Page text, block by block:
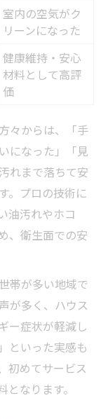
信頼性
景
クリーニン
第一歩
グの活用術
の時間
担を軽減
ス比較
心感
族の健康
秘訣
た変化
室内の空気がク
リーンになった
健康維持・安心
材料として高評
価
々からは、「手
になった」「見
れまで落ちて安
。プロの技術に
油汚れやホコ
、衛生面での安
帯が多い地域で
が多く、ハウス
ー症状が軽減し
といった実感も
初めてサービス
なります。